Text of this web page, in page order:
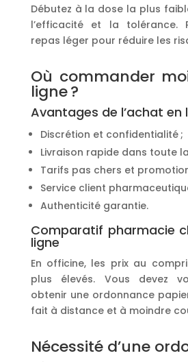
Débutez à la dose la plus
l’efficacité et la tolérance.
repas léger pour réduire les
Où commander
ligne ?
Avantages de l’achat en
Discrétion et confidentialité ;
Livraison rapide dans toute
Tarifs pas chers et
Service client
Authenticité garantie.
Comparatif pharmacie
ligne
En officine, les prix au
plus élevés. Vous devez
obtenir une ordonnance
fait à distance et à moindre
Nécessité d’une